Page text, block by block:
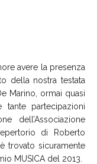
avere la presenza
della nostra testata
Marino, ormai quasi
partecipazioni
dell’Associazione
di Roberto
trovato sicuramente
MUSICA del 2013.